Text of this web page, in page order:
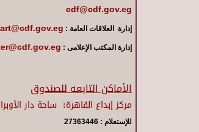
cdf@cdf.gov.eg
إدارة العلاقات العامة :
إدارة المكتب الإعلامى :
الأماكن التابعه للصندوق
مركز إبداع القاهرة: ساحة دار
للإستعلام : 27363446